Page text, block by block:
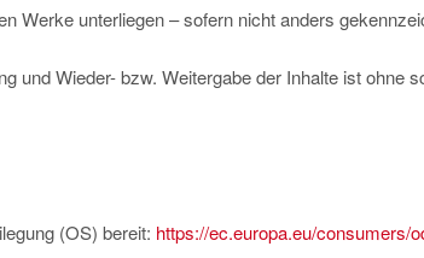
Werke unterliegen – sofern nicht anders
und Wieder- bzw. Weitergabe der Inhalte ist ohne
(OS) bereit: https://ec.europa.eu/consumers/